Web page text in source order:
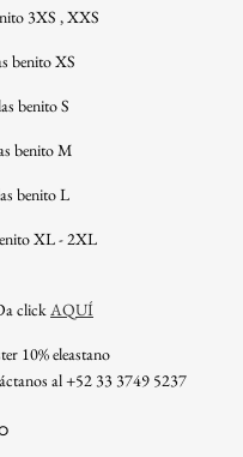
3XS , XXS
benito XS
benito S
benito M
benito L
XL - 2XL
clickAQUÍ
10% eleastano
al +52 33 3749 5237